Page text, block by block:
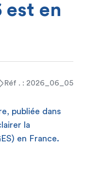
est en
Réf . : 2026_06_05
publiée dans
la
en France.